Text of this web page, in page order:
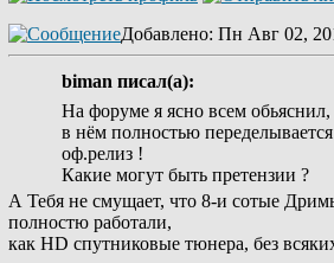
Добавлено: Пн Авг 02,
biman писал(а):
На форуме я ясно всем
в нём полностью
оф.релиз !
Какие могут быть претензии ?
А Тебя не смущает, что 8-и сотые
полностю работали,
как HD спутниковые тюнера, без